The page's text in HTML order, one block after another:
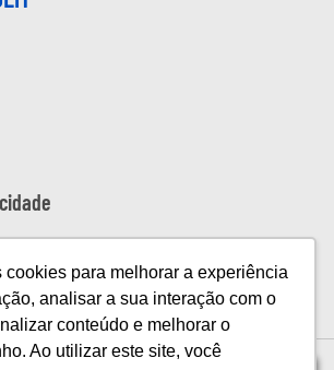
cookies para melhorar a experiência
analisar a sua interação com o
conteúdo e melhorar o
Ao utilizar este site, você